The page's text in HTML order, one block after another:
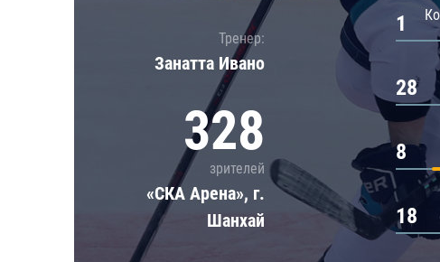
Тренер:
Занатта Иванo
328
зрителей
«СКА Арена», г.
Шанхай
1
28
8
18